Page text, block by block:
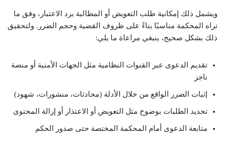
ويشمل ذلك إمكانية طلب التعويض أو المطالبة برد الاعتبار، وفق ما
تراه المحكمة مناسبًا بناءً على ظروف القضية وحجم الضرر. ولتحقيق
ذلك بشكل صحيح، ينبغي مراعاة ما يلي:
تقديم الدعوى عبر القنوات النظامية مثل الجهات الأمنية أو منصة
ناجز
إثبات الضرر الواقع من خلال الأدلة (محادثات، منشورات، شهود)
تحديد الطلبات بوضوح مثل التعويض أو الاعتذار أو إزالة المحتوى
متابعة الدعوى أمام المحكمة المختصة حتى صدور الحكم